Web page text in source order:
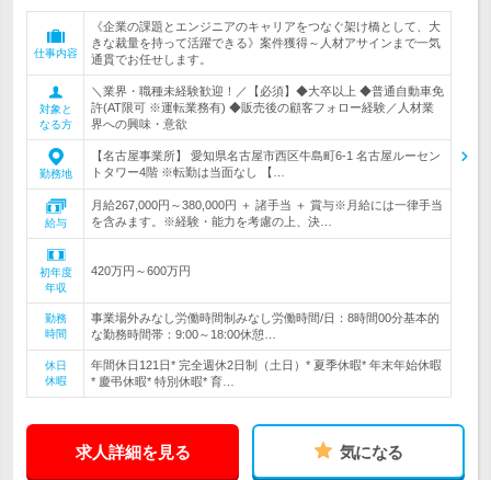
仕事内容
《企業の課題とエンジニアのキャリアをつなぐ架け橋として、大
きな裁量を持って活躍できる》案件獲得～人材アサインまで一気
通貫でお任せします。
対象と
なる方
＼業界・職種未経験歓迎！／【必須】◆大卒以上 ◆普通自動車免
許(AT限可 ※運転業務有) ◆販売後の顧客フォロー経験／人材業
界への興味・意欲
勤務地
【名古屋事業所】 愛知県名古屋市西区牛島町6-1 名古屋ルーセン
トタワー4階 ※転勤は当面なし 【…
給与
月給267,000円～380,000円 ＋ 諸手当 ＋ 賞与※月給には一律手当
を含みます。※経験・能力を考慮の上、決…
初年度
年収
420万円～600万円
勤務
時間
事業場外みなし労働時間制みなし労働時間/日：8時間00分基本的
な勤務時間帯：9:00～18:00休憩…
休日
休暇
年間休日121日* 完全週休2日制（土日）* 夏季休暇* 年末年始休暇
* 慶弔休暇* 特別休暇* 育…
求人詳細を見る 気になる